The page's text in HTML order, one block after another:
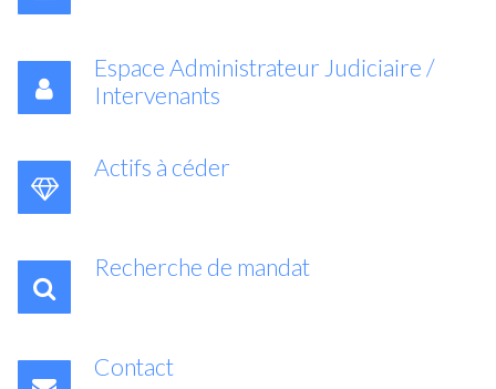
Espace Administrateur Judiciaire /
Intervenants
Actifs à céder
Recherche de mandat
Contact